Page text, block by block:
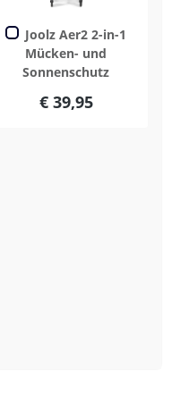
Joolz Aer2 2-in-1
Mücken- und
Sonnenschutz
€ 39,95